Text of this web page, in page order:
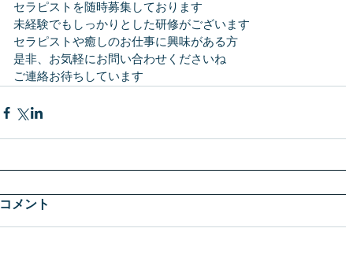
セラピストを随時募集しております
未経験でもしっかりとした研修がございます
セラピストや癒しのお仕事に興味がある方
是非、お気軽にお問い合わせくださいね
ご連絡お待ちしています
コメント